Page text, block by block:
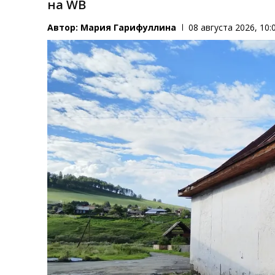
на WB
Автор: Мария Гарифуллина 08 августа 2026,